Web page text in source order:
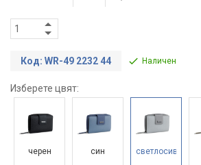
Код: WR-49 2232 44 Наличен
Изберете цвят:
черен син светлосив